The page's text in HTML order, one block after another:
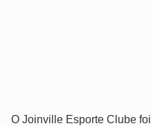
O Joinville Esporte Clube